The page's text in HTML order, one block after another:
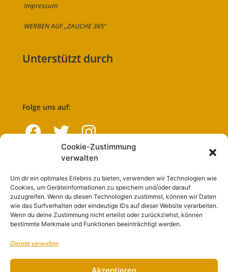
Cookie-Zustimmung
verwalten
Um dir ein optimales Erlebnis zu bieten, verwenden wir Technologien wie
Cookies, um Geräteinformationen zu speichern und/oder darauf
zuzugreifen. Wenn du diesen Technologien zustimmst, können wir Daten
wie das Surfverhalten oder eindeutige IDs auf dieser Website verarbeiten.
Wenn du deine Zustimmung nicht erteilst oder zurückziehst, können
bestimmte Merkmale und Funktionen beeinträchtigt werden.
Dienste verwalten
Akzeptieren
Impressum
WERBEN AUF „ZAUCHE 365“
Unterstützt durch
Folge uns auf:
Navigation
Start
Nutzungsbedingungen
Abo
Artikel einreichen